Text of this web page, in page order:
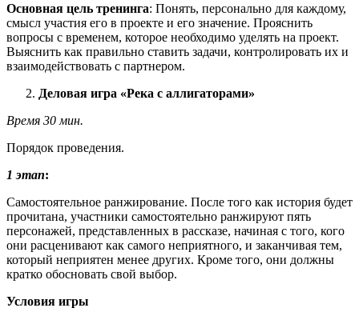
Основная цель тренинга: Понять, персонально для каждому,
смысл участия его в проекте и его значение. Прояснить
вопросы с временем, которое необходимо уделять на проект.
Выяснить как правильно ставить задачи, контролировать их и
взаимодействовать с партнером.
Деловая игра «Река с аллигаторами»
Время 30 мин.
Порядок проведения.
1 этап:
Самостоятельное ранжирование. После того как история будет
прочитана, участники самостоятельно ранжируют пять
персонажей, представленных в рассказе, начиная с того, кого
они расценивают как самого неприятного, и заканчивая тем,
который неприятен менее других. Кроме того, они должны
кратко обосновать свой выбор.
Условия игры